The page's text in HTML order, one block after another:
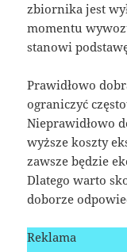
zbiornika jest
momentu
stanowi
Prawidłowo
ograniczyć
Nieprawidłowo
wyższe koszty
zawsze będzie
Dlatego warto
doborze
Reklama